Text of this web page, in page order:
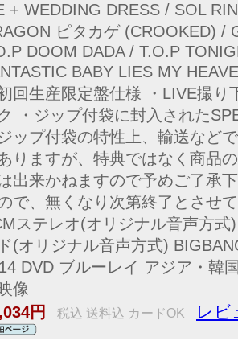
+ WEDDING DRESS / SOL
ピタカゲ (CROOKED) /
DOOM DADA / T.O.P
BABY LIES MY
回生産限定盤仕様 ・LIVE撮り
・ジップ付袋に封入された
ップ付袋の特性上、輸送など
りますが、特典ではなく商品
出来かねますので予めご了承
で、無くなり次第終了とさせ
ステレオ(オリジナル音声方
(オリジナル音声方式)
DVD ブルーレイ アジア・韓
像
円
税込 送料込 カードOK レビ